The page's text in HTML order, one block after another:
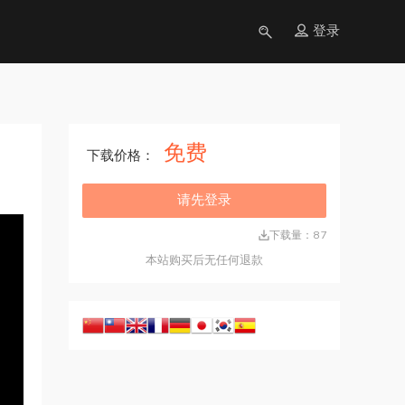
登录
下载价格： 免费
请先登录
下载量：87
本站购买后无任何退款